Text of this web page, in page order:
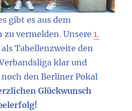
gibt es aus dem
zu vermelden. Unsere 1.
Tabellenzweite den
klar und
den Berliner Pokal
Glückwunsch